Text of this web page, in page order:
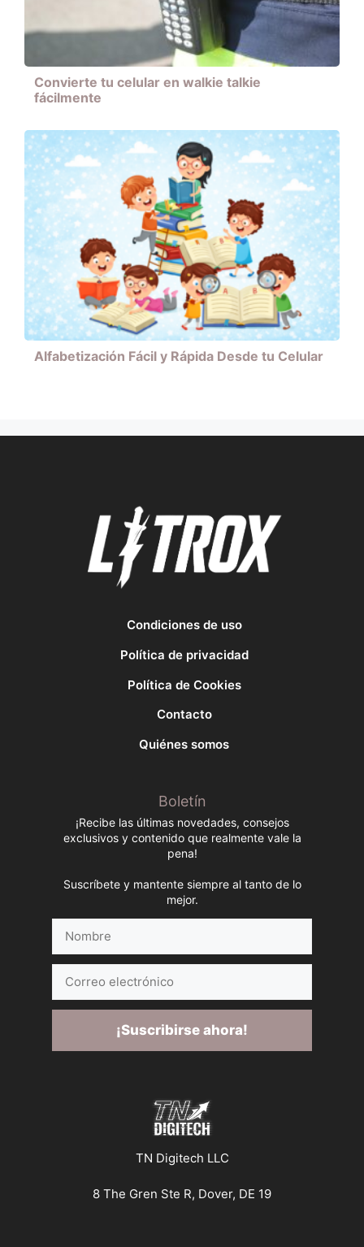
Convierte tu celular en walkie talkie
fácilmente
Alfabetización Fácil y Rápida Desde tu Celular
Condiciones de uso
Política de privacidad
Política de Cookies
Contacto
Quiénes somos
Boletín
¡Recibe las últimas novedades, consejos
exclusivos y contenido que realmente vale la
pena!
Suscríbete y mantente siempre al tanto de lo
mejor.
electrónico
¡Suscribirse ahora!
TN Digitech LLC
8 The Gren Ste R, Dover, DE 19